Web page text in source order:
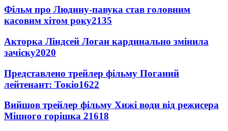
Фільм про Людину-павука став головним
касовим хітом року2135
Акторка Ліндсей Логан кардинально змінила
зачіску2020
Представлено трейлер фільму Поганий
лейтенант: Токіо1622
Вийшов трейлер фільму Хижі води від режисера
Міцного горішка 21618